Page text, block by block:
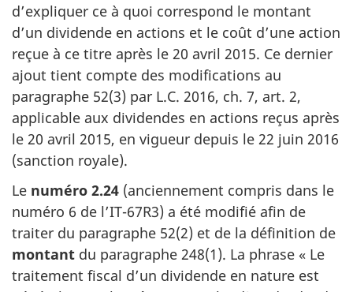
d’expliquer ce à quoi correspond le montant
d’un dividende en actions et le coût d’une action
reçue à ce titre après le 20 avril 2015. Ce dernier
ajout tient compte des modifications au
paragraphe 52(3) par L.C. 2016, ch. 7, art. 2,
applicable aux dividendes en actions reçus après
le 20 avril 2015, en vigueur depuis le 22 juin 2016
(sanction royale).
Le numéro 2.24 (anciennement compris dans le
numéro 6 de l’IT-67R3) a été modifié afin de
traiter du paragraphe 52(2) et de la définition de
montant du paragraphe 248(1). La phrase « Le
traitement fiscal d’un dividende en nature est